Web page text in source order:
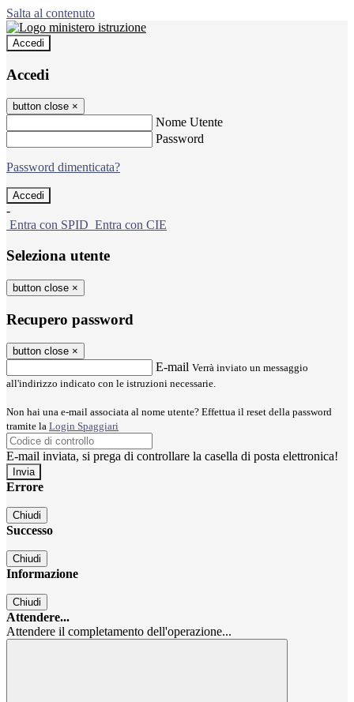
Salta al contenuto
Accedi
Accedi
button close ×
Nome Utente
Password
Password dimenticata?
-
Entra con SPID Entra con CIE
Seleziona utente
button close ×
Recupero password
button close ×
E-mail Verrà inviato un messaggio
all'indirizzo indicato con le istruzioni necessarie.
Non hai una e-mail associata al nome utente? Effettua il reset della password
tramite la Login Spaggiari
E-mail inviata, si prega di controllare la casella di posta elettronica!
Errore
Chiudi
Successo
Chiudi
Informazione
Chiudi
Attendere...
Attendere il completamento dell'operazione...